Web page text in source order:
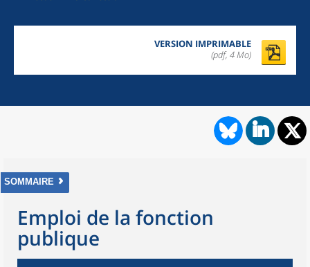
VERSION IMPRIMABLE
(pdf, 4 Mo)
SOMMAIRE
Emploi de la fonction
publique